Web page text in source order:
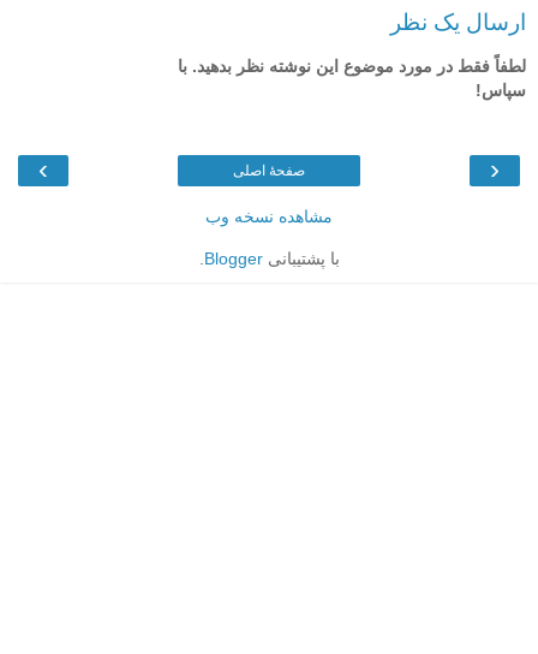
ارسال یک نظر
لطفاً فقط در مورد موضوع این نوشته نظر بدهید. با
سپاس!
‹
› صفحهٔ اصلی
مشاهده نسخه وب
با پشتیبانیBlogger